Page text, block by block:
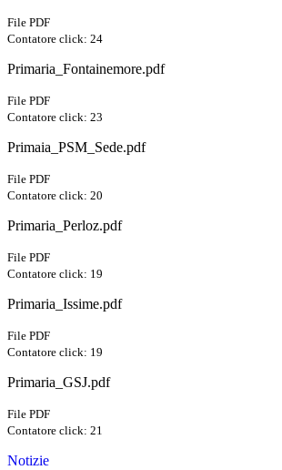
File PDF
Contatore click: 24
Primaria_Fontainemore.pdf
File PDF
Contatore click: 23
Primaia_PSM_Sede.pdf
File PDF
Contatore click: 20
Primaria_Perloz.pdf
File PDF
Contatore click: 19
Primaria_Issime.pdf
File PDF
Contatore click: 19
Primaria_GSJ.pdf
File PDF
Contatore click: 21
Notizie